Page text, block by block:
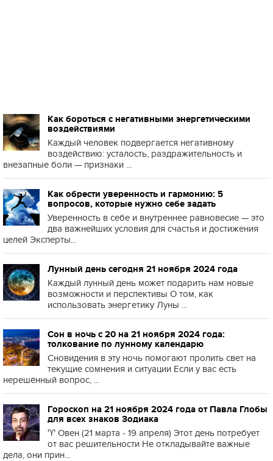
Как бороться с негативными энергетическими
воздействиями
Каждый человек подвергается негативному
воздействию: усталость, раздражительность и
внезапные боли — признаки ...
Как обрести уверенность и гармонию: 5
вопросов, которые нужно себе задать
Уверенность в себе и внутреннее равновесие — это
два важнейших условия для счастья и достижения
целей Эксперты...
Лунный день сегодня 21 ноября 2024 года
Каждый лунный день может подарить нам новые
возможности и перспективы О том, как
использовать энергетику Луны ...
Сон в ночь с 20 на 21 ноября 2024 года:
толкование по лунному календарю
Сновидения в эту ночь помогают пролить свет на
текущие сомнения и ситуации Если у вас есть
нерешённый вопрос, ...
Гороскоп на 21 ноября 2024 года от Павла Глобы
для всех знаков Зодиака
♈️ Овен (21 марта - 19 апреля) Этот день потребует
от вас решительности Не откладывайте важные
дела, они прин...